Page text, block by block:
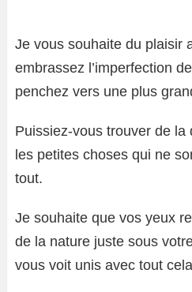
Je vous souhaite du plaisir
embrassez l’imperfection
penchez vers une plus
Puissiez-vous trouver de la
les petites choses qui ne
tout.
Je souhaite que vos yeux
de la nature juste sous
vous voit unis avec tout